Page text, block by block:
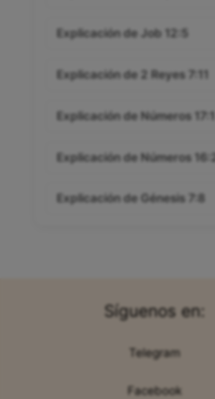
Explicación de Job 12:5
Explicación de 2 Reyes 7:11
Explicación de Números 17:1
Explicación de Números 16:2
Explicación de Génesis 7:8
Síguenos en:
Telegram
Facebook